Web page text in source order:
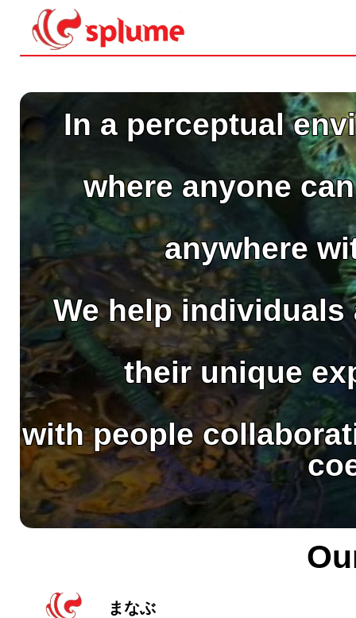
In a perceptual
where anyone
anywhere
We help individuals
their unique
with people
まなぶ